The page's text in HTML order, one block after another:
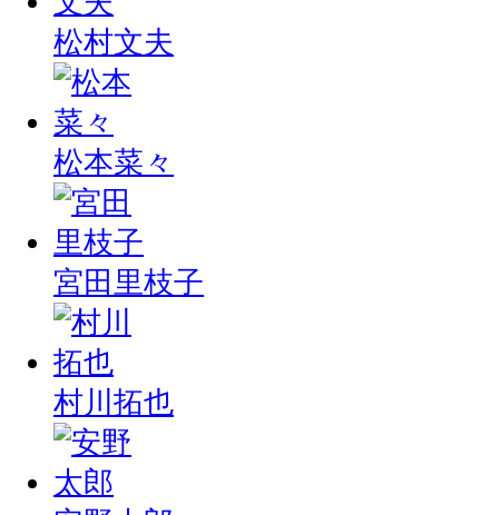
松村文夫
松本菜々
宮田里枝子
村川拓也